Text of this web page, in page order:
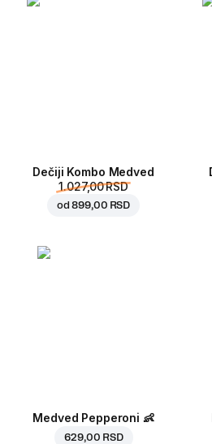
Dečiji Kombo Medved
1.027,00 RSD
od899,00 RSD
Medved Pepperoni 👶
629,00 RSD